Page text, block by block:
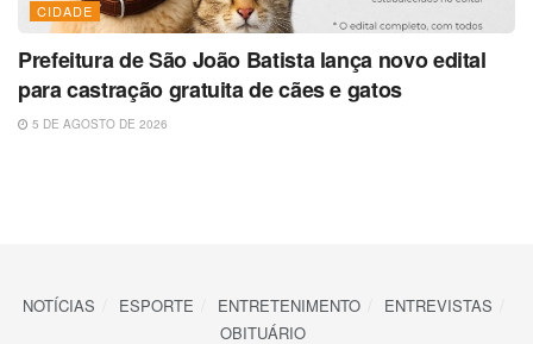
CIDADE
Prefeitura de São João Batista lança novo edital
para castração gratuita de cães e gatos
5 DE AGOSTO DE 2026
NOTÍCIAS ESPORTE ENTRETENIMENTO
ENTREVISTAS
OBITUÁRIO